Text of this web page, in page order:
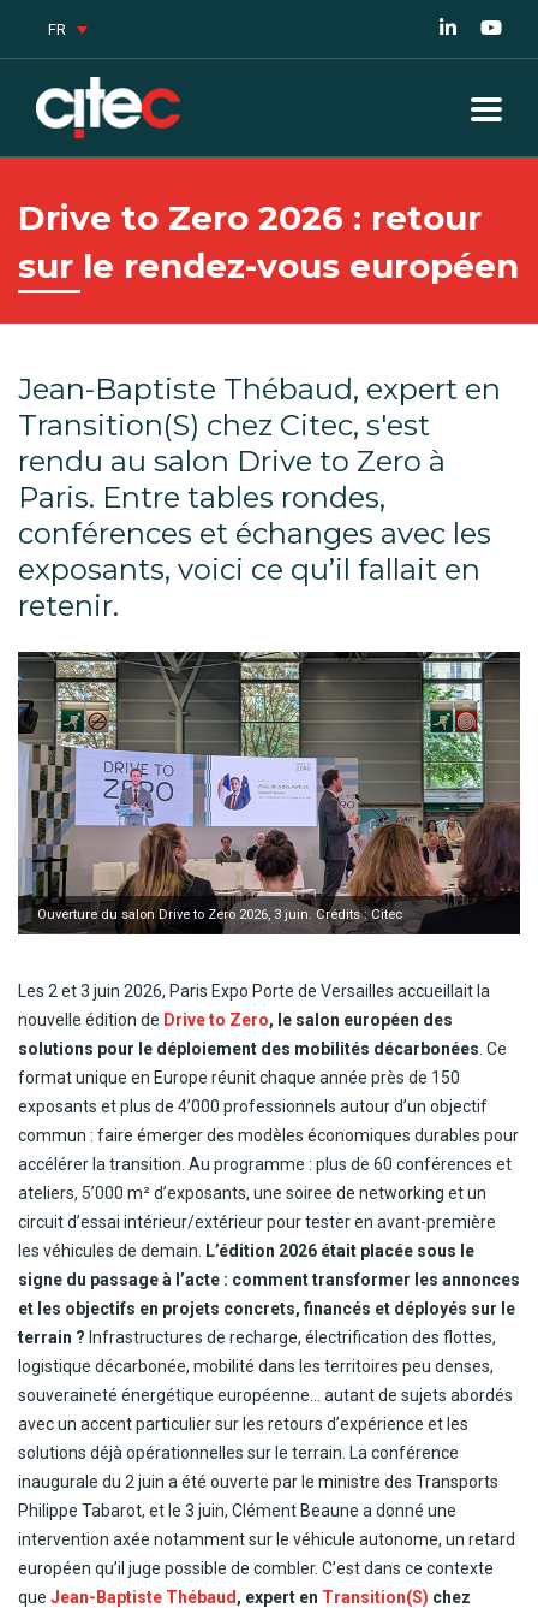
FR
Drive to Zero 2026 : retour
sur le rendez-vous européen
Jean-Baptiste Thébaud, expert en
Transition(S) chez Citec, s'est
rendu au salon Drive to Zero à
Paris. Entre tables rondes,
conférences et échanges avec les
exposants, voici ce qu’il fallait en
retenir.
Ouverture du salon Drive to Zero 2026, 3 juin. Crédits : Citec
Les 2 et 3 juin 2026, Paris Expo Porte de Versailles accueillait la
nouvelle édition de Drive to Zero, le salon européen des
solutions pour le déploiement des mobilités décarbonées. Ce
format unique en Europe réunit chaque année près de 150
exposants et plus de 4’000 professionnels autour d’un objectif
commun : faire émerger des modèles économiques durables pour
accélérer la transition. Au programme : plus de 60 conférences et
ateliers, 5’000 m² d’exposants, une soiree de networking et un
circuit d’essai intérieur/extérieur pour tester en avant-première
les véhicules de demain. L’édition 2026 était placée sous le
signe du passage à l’acte : comment transformer les annonces
et les objectifs en projets concrets, financés et déployés sur le
terrain ? Infrastructures de recharge, électrification des flottes,
logistique décarbonée, mobilité dans les territoires peu denses,
souveraineté énergétique européenne… autant de sujets abordés
avec un accent particulier sur les retours d’expérience et les
solutions déjà opérationnelles sur le terrain. La conférence
inaugurale du 2 juin a été ouverte par le ministre des Transports
Philippe Tabarot, et le 3 juin, Clément Beaune a donné une
intervention axée notamment sur le véhicule autonome, un retard
européen qu’il juge possible de combler. C’est dans ce contexte
que Jean-Baptiste Thébaud, expert en Transition(S) chez